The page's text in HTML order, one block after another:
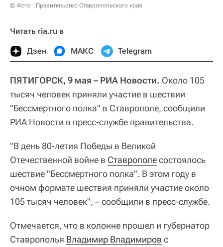
© Фото : Правительство Ставропольского края
Читать ria.ru в
Дзен МАКС Telegram
ПЯТИГОРСК, 9 мая – РИА Новости. Около 105
тысяч человек приняли участие в шествии
"Бессмертного полка" в Ставрополе, сообщили
РИА Новости в пресс-службе правительства.
"В день 80-летия Победы в Великой
Отечественной войне в Ставрополесостоялось
шествие "Бессмертного полка". В этом году в
очном формате шествия приняли участие около
105 тысяч человек", – сообщили в пресс-службе.
Отмечается, что в колонне прошел и губернатор
Ставрополья Владимир Владимиров с